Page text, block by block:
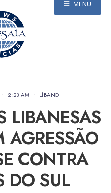
MENU
• 2:23 AM • LÍBANO
LIBANESAS
CONTRA
DO SUL